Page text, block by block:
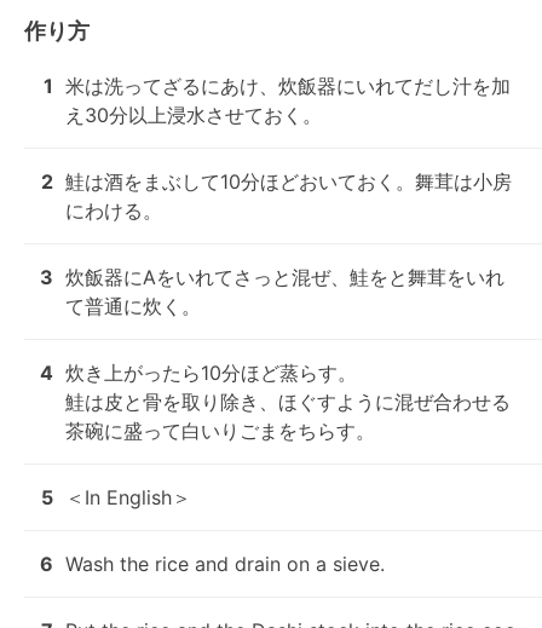
作り方
1 米は洗ってざるにあけ、炊飯器にいれてだし汁を加
え30分以上浸水させておく。
2 鮭は酒をまぶして10分ほどおいておく。舞茸は小房
にわける。
3 炊飯器にAをいれてさっと混ぜ、鮭をと舞茸をいれ
て普通に炊く。
4 炊き上がったら10分ほど蒸らす。
鮭は皮と骨を取り除き、ほぐすように混ぜ合わせる
茶碗に盛って白いりごまをちらす。
5 ＜In English＞
6 Wash the rice and drain on a sieve.